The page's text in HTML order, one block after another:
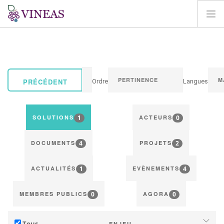
SOLUTIONS ET LEVIERS
CONNEXION
PRÉCÉDENT Ordre Langues
SOLUTIONS 1 ACTEURS 0
DOCUMENTS 4 PROJETS 2
ACTUALITÉS 1 EVÈNEMENTS 4
MEMBRES PUBLICS 0 AGORA 0